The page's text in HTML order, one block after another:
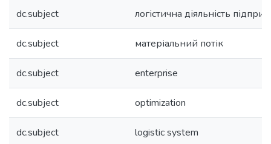
dc.subject логістична діяльність
dc.subject матеріальний потік
dc.subject enterprise
dc.subject optimization
dc.subject logistic system